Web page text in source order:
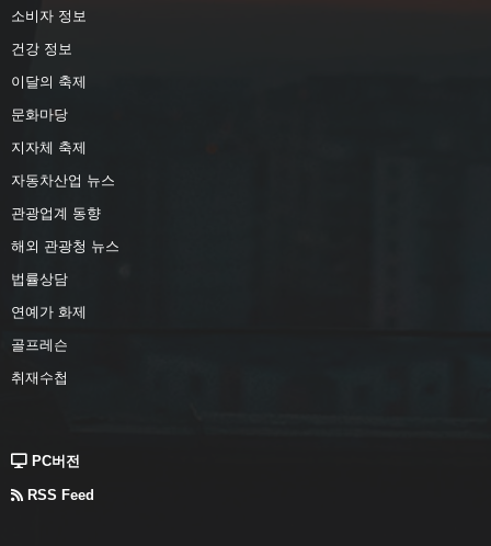
소비자 정보
건강 정보
이달의 축제
문화마당
지자체 축제
자동차산업 뉴스
관광업계 동향
해외 관광청 뉴스
법률상담
연예가 화제
골프레슨
취재수첩
PC버전
RSS Feed